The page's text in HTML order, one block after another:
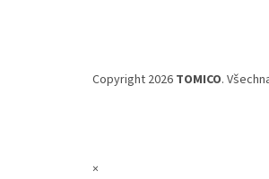
Copyright 2026 TOMICO.
×